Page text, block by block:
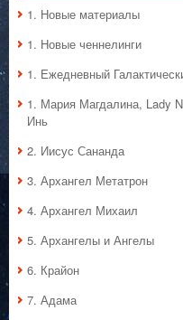
1. Hовые материалы
1. Hовые ченнелинги
1. Ежедневный
1. Мария Магдалина, Lady
Инь
2. Иисус Сананда
3. Архангел Метатрон
4. Архангел Михаил
5. Архангелы и Ангелы
6. Крайон
7. Адама